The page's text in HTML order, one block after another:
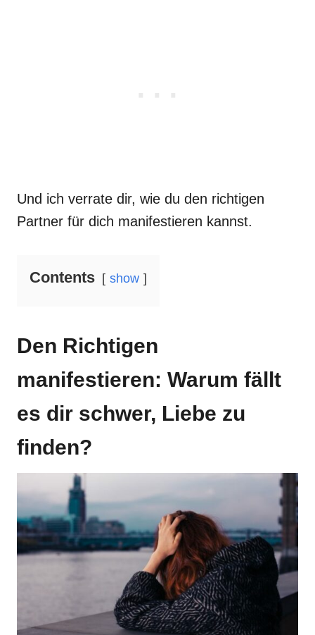
Und ich verrate dir, wie du den richtigen
Partner für dich manifestieren kannst.
Contents show
Den Richtigen
manifestieren: Warum fällt
es dir schwer, Liebe zu
finden?